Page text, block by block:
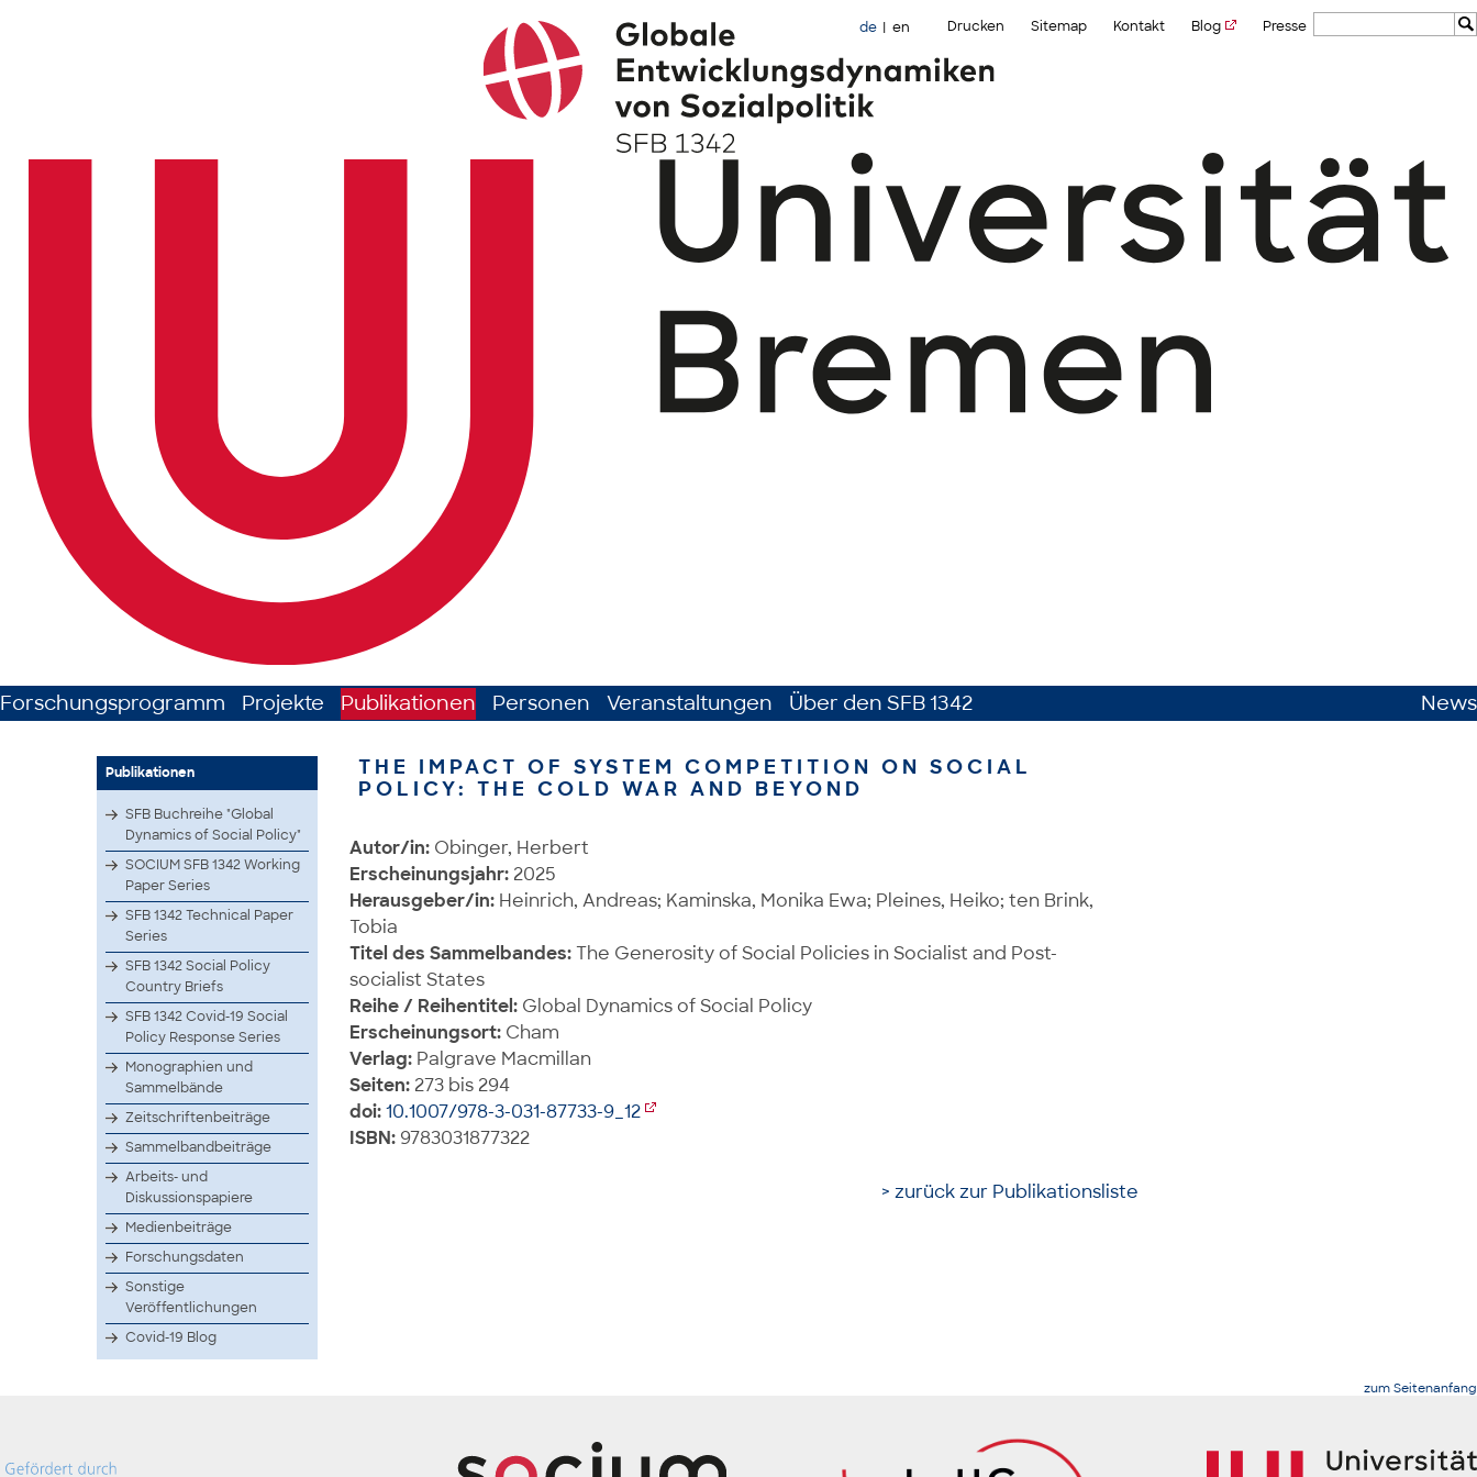
de en Drucken Sitemap Kontakt Blog Presse
Forschungsprogramm Projekte Publikationen Personen Veranstaltungen Über den SFB 1342 News
Publikationen
SFB Buchreihe "Global
Dynamics of Social Policy"
SOCIUM SFB 1342 Working
Paper Series
SFB 1342 Technical Paper
Series
SFB 1342 Social Policy
Country Briefs
SFB 1342 Covid-19 Social
Policy Response Series
Monographien und
Sammelbände
Zeitschriftenbeiträge
Sammelbandbeiträge
Arbeits- und
Diskussionspapiere
Medienbeiträge
Forschungsdaten
Sonstige
Veröffentlichungen
Covid-19 Blog
THE IMPACT OF SYSTEM COMPETITION ON SOCIAL
POLICY: THE COLD WAR AND BEYOND
Autor/in: Obinger, Herbert
Erscheinungsjahr: 2025
Herausgeber/in: Heinrich, Andreas; Kaminska, Monika Ewa; Pleines, Heiko; ten Brink,
Tobia
Titel des Sammelbandes:The Generosity of Social Policies in Socialist and Post-
socialist States
Reihe / Reihentitel: Global Dynamics of Social Policy
Erscheinungsort: Cham
Verlag: Palgrave Macmillan
Seiten: 273 bis 294
doi:10.1007/978-3-031-87733-9_12
ISBN: 9783031877322
> zurück zur Publikationsliste
zum Seitenanfang